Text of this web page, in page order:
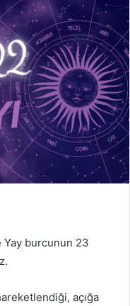
Yay burcunun 23
açığa